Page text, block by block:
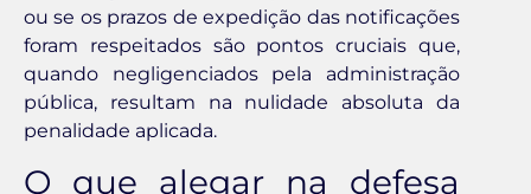
ou se os prazos de expedição das notificações
foram respeitados são pontos cruciais que,
quando negligenciados pela administração
pública, resultam na nulidade absoluta da
penalidade aplicada.
O que alegar na defesa